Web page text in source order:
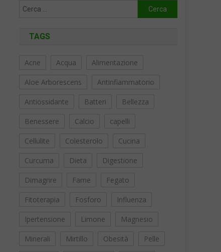
Ricerca
per:
TAGS
Acne Acqua Alimentazione
Aloe Arborescens Antinfiammatorio
Antiossidante Batteri Bellezza
Benessere Calcio capelli
Cellulite Colesterolo Cucina
Curcuma Dieta Digestione
Dimagrire Fame Fegato
Fitoterapia Fosforo Influenza
Ipertensione Limone Magnesio
Minerali Mirtillo Obesità Pelle